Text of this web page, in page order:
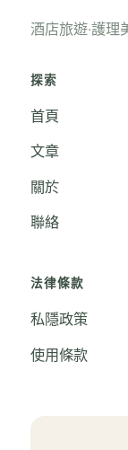
酒店旅遊‧護理
探索
首頁
文章
關於
聯絡
法律條款
私隱政策
使用條款